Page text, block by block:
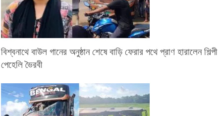
বিশ্বনাথে বাউল গানের অনুষ্ঠান শেষে বাড়ি ফেরার পথে প্রাণ হারালেন শিল্পী
পেহেলি ভৈরবী